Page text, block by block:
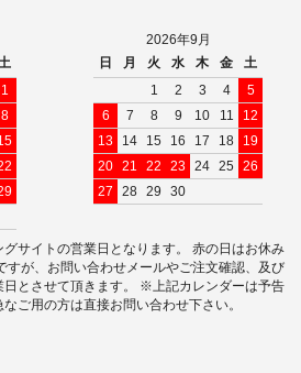
1
8
2026年9月
日
月 火 水 木 金
土
1
2 3 4
5
6
7 8 9 10 11
12
13
14 15 16 17 18
19
20 21 22 23 24 25
26
27
28 29 30
サイトの営業日となります。 赤の日はお休み
すが、お問い合わせメールやご注文確認、及び
日とさせて頂きます。 ※上記カレンダーは予告
ご用の方は直接お問い合わせ下さい。